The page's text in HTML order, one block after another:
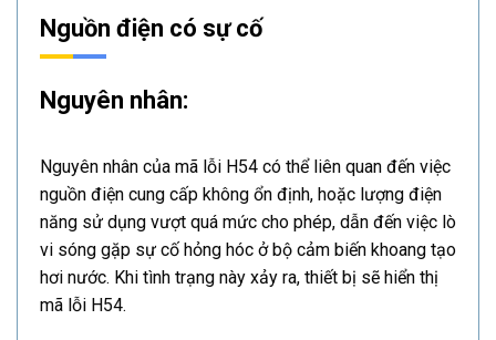
Nguồn điện có sự cố
Nguyên nhân:
Nguyên nhân của mã lỗi H54 có thể liên quan đến việc
nguồn điện cung cấp không ổn định, hoặc lượng điện
năng sử dụng vượt quá mức cho phép, dẫn đến việc lò
vi sóng gặp sự cố hỏng hóc ở bộ cảm biến khoang tạo
hơi nước. Khi tình trạng này xảy ra, thiết bị sẽ hiển thị
mã lỗi H54.